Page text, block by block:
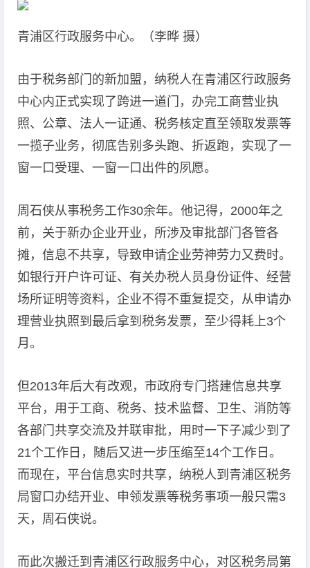
青浦区行政服务中心。（李晔 摄）
由于税务部门的新加盟，纳税人在青浦区行政服务
中心内正式实现了跨进一道门，办完工商营业执
照、公章、法人一证通、税务核定直至领取发票等
一揽子业务，彻底告别多头跑、折返跑，实现了一
窗一口受理、一窗一口出件的夙愿。
周石侠从事税务工作30余年。他记得，2000年之
前，关于新办企业开业，所涉及审批部门各管各
摊，信息不共享，导致申请企业劳神劳力又费时。
如银行开户许可证、有关办税人员身份证件、经营
场所证明等资料，企业不得不重复提交，从申请办
理营业执照到最后拿到税务发票，至少得耗上3个
月。
但2013年后大有改观，市政府专门搭建信息共享
平台，用于工商、税务、技术监督、卫生、消防等
各部门共享交流及并联审批，用时一下子减少到了
21个工作日，随后又进一步压缩至14个工作日。
而现在，平台信息实时共享，纳税人到青浦区税务
局窗口办结开业、申领发票等税务事项一般只需3
天，周石侠说。
而此次搬迁到青浦区行政服务中心，对区税务局第